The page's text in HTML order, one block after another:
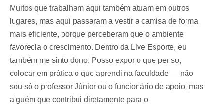
Muitos que trabalham aqui também atuam em outros
lugares, mas aqui passaram a vestir a camisa de forma
mais eficiente, porque perceberam que o ambiente
favorecia o crescimento. Dentro da Live Esporte, eu
também me sinto dono. Posso expor o que penso,
colocar em prática o que aprendi na faculdade — não
sou só o professor Júnior ou o funcionário de apoio, mas
alguém que contribui diretamente para o